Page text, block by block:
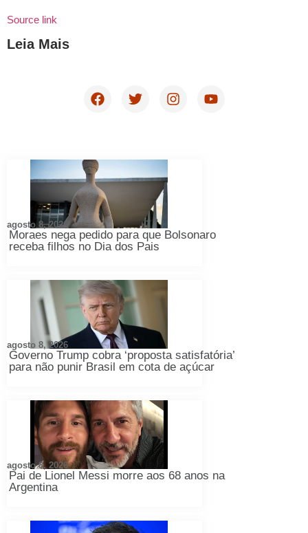
Source link
Leia Mais
Moraes nega pedido para que Bolsonaro
receba filhos no Dia dos Pais
agosto 8, 2026
Governo Trump cobra ‘proposta satisfatória’
para não punir Brasil em cota de açúcar
agosto 8, 2026
Pai de Lionel Messi morre aos 68 anos na
Argentina
agosto 8, 2026